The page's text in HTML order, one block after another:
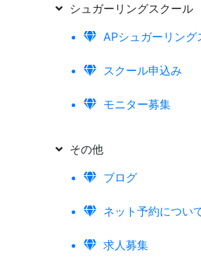
シュガーリングスクール
APシュガーリング
スクール申込み
モニター募集
その他
ブログ
ネット予約につい
求人募集